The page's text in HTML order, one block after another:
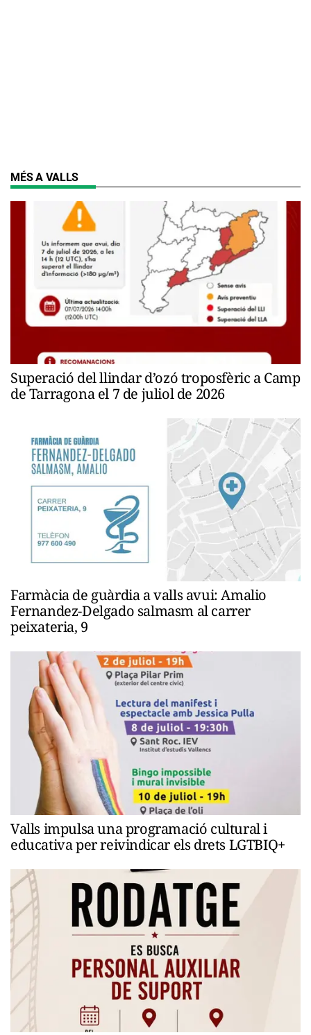
MÉS A VALLS
Superació del llindar d’ozó troposfèric a Camp
de Tarragona el 7 de juliol de 2026
Farmàcia de guàrdia a valls avui: Amalio
Fernandez-Delgado salmasm al carrer
peixateria, 9
Valls impulsa una programació cultural i
educativa per reivindicar els drets LGTBIQ+